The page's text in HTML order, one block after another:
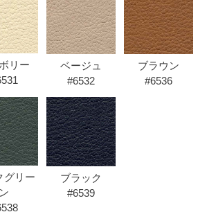
リー
ベージュ
#6532
ブラウン
#6536
グリー
ン
ブラック
#6539